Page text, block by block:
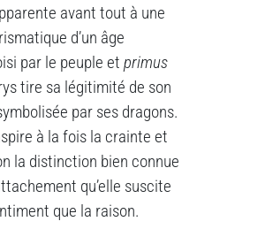
avant tout à une
d’un âge
par le peuple et primus
tire sa légitimité de son
par ses dragons.
à la fois la crainte et
la distinction bien connue
qu’elle suscite
que la raison.